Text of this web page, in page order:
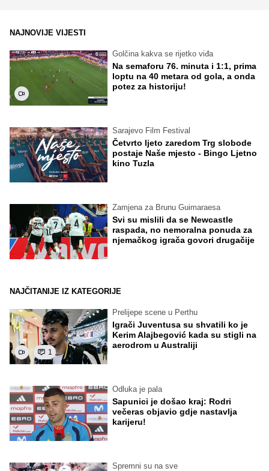
NAJNOVIJE VIJESTI
Golčina kakva se rijetko viđa
Na semaforu 76. minuta i 1:1, prima
loptu na 40 metara od gola, a onda
potez za historiju!
Sarajevo Film Festival
Četvrto ljeto zaredom Trg slobode
postaje Naše mjesto - Bingo Ljetno
kino Tuzla
Zamjena za Brunu Guimaraesa
Svi su mislili da se Newcastle
raspada, no nemoralna ponuda za
njemačkog igrača govori drugačije
NAJČITANIJE IZ KATEGORIJE
1
Prelijepe scene u Perthu
Igrači Juventusa su shvatili ko je
Kerim Alajbegović kada su stigli na
aerodrom u Australiji
Odluka je pala
Sapunici je došao kraj: Rodri
večeras objavio gdje nastavlja
karijeru!
Spremni su na sve